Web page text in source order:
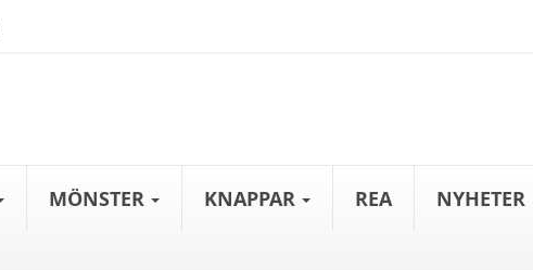
MÖNSTER KNAPPAR REA NYHETER